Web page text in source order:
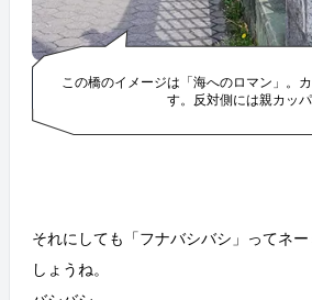
この橋のイメージは「海へのロマン」。
す。反対側には親カッ
それにしても「フナバシバシ」ってネ
しょうね。